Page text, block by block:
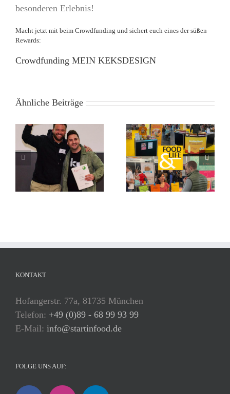
besonderen Erlebnis!
Macht jetzt mit beim Crowdfunding und sichert euch eines der süßen
Rewards:
Crowdfunding MEIN KEKSDESIGN
Ähnliche Beiträge
KONTAKT
Hofangerstr. 77a, 81735 München
Telefon: +49 (0)89 - 68 99 93 99
E-Mail: info@startinfood.de
FOLGE UNS AUF: